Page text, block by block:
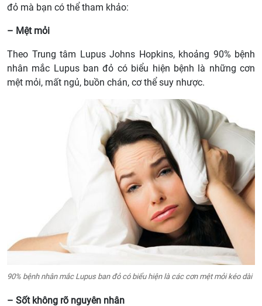
đỏ mà bạn có thể tham khảo:
– Mệt mỏi
Theo Trung tâm Lupus Johns Hopkins, khoảng 90% bệnh
nhân mắc Lupus ban đỏ có biểu hiện bệnh là những cơn
mệt mỏi, mất ngủ, buồn chán, cơ thể suy nhược.
90% bệnh nhân mắc Lupus ban đỏ có biểu hiện là các cơn mệt mỏi kéo dài
– Sốt không rõ nguyên nhân